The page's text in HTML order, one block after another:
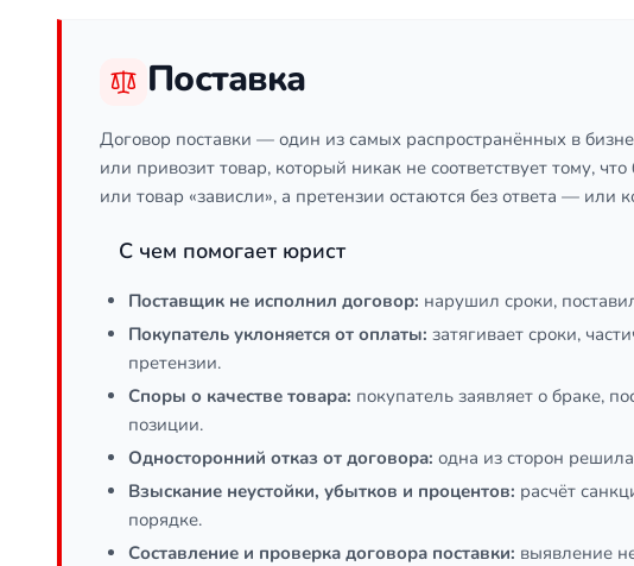
Поставка
Договор поставки — один из самых распространённых в
или привозит товар, который никак не соответствует тому,
или товар «зависли», а претензии остаются без ответа —
С чем помогает юрист
Поставщик не исполнил договор: нарушил сроки,
Покупатель уклоняется от оплаты: затягивает сроки,
претензии.
Споры о качестве товара: покупатель заявляет о браке,
позиции.
Односторонний отказ от договора: одна из сторон
Взыскание неустойки, убытков и процентов: расчёт
порядке.
Составление и проверка договора поставки: выявление